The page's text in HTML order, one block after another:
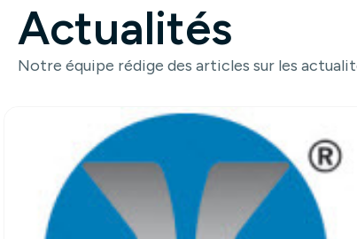
Actualités
Notre équipe rédige des articles sur les